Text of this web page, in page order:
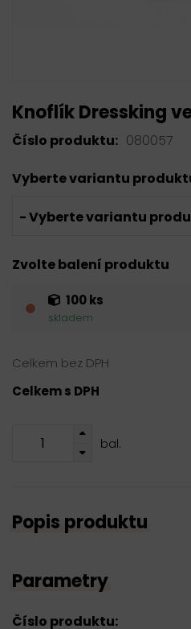
Knoflík Dressking
Číslo produktu: 080057
Vyberte variantu
- Vyberte variantu
Zvolte balení produktu
100 ks
skladem
Celkem bez DPH
Celkem s DPH
bal.
Popis produktu
Parametry
Číslo produktu: